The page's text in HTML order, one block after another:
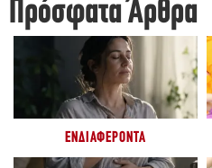
Πρόσφατα Άρθρα
ΕΝΔΙΑΦΈΡΟΝΤΑ